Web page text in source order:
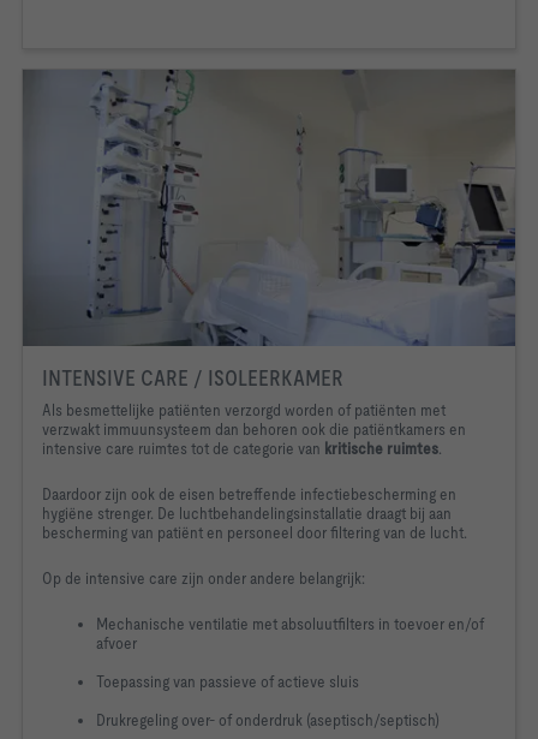
INTENSIVE CARE / ISOLEERKAMER
Als besmettelijke patiënten verzorgd worden of patiënten met
verzwakt immuunsysteem dan behoren ook die patiëntkamers en
intensive care ruimtes tot de categorie van kritische ruimtes.
Daardoor zijn ook de eisen betreffende infectiebescherming en
hygiëne strenger. De luchtbehandelingsinstallatie draagt bij aan
bescherming van patiënt en personeel door filtering van de lucht.
Op de intensive care zijn onder andere belangrijk:
Mechanische ventilatie met absoluutfilters in toevoer en/of
afvoer
Toepassing van passieve of actieve sluis
Drukregeling over- of onderdruk (aseptisch/septisch)